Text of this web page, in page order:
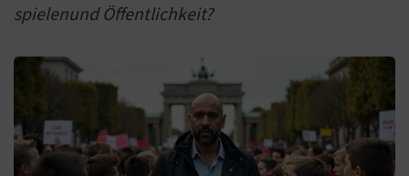
spielenund Öffentlichkeit?